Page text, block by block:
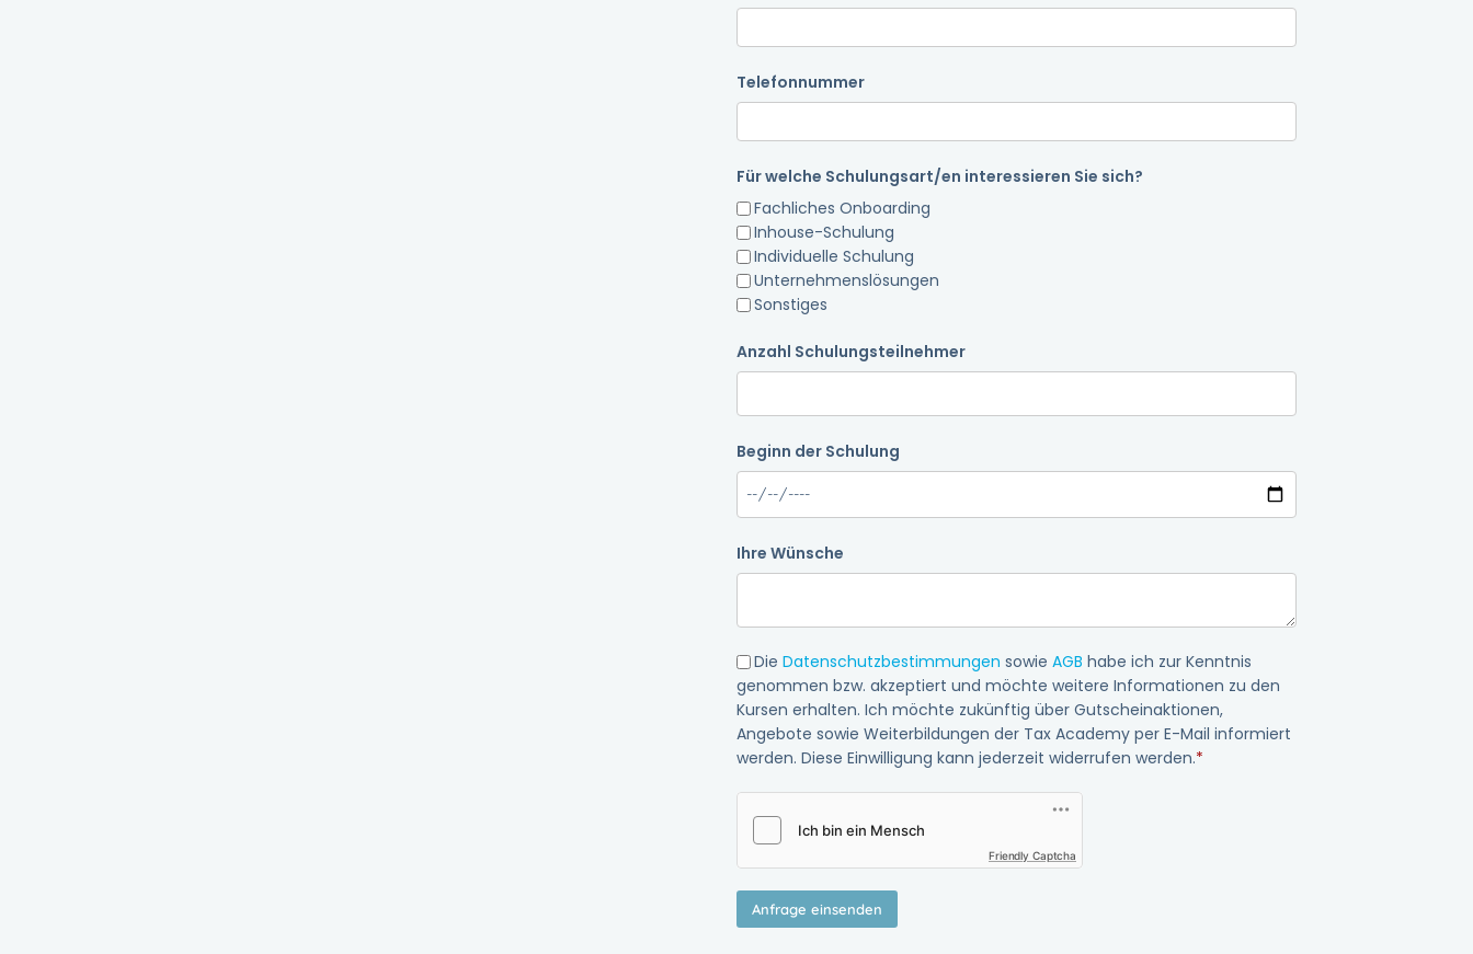
Telefonnummer
Für welche Schulungsart/en interessieren Sie sich?
Fachliches Onboarding
Inhouse-Schulung
Individuelle Schulung
Unternehmenslösungen
Sonstiges
Anzahl Schulungsteilnehmer
Beginn der Schulung
Ihre Wünsche
Die Datenschutzbestimmungen sowie AGB habe ich zur Kenntnis
genommen bzw. akzeptiert und möchte weitere Informationen zu den
Kursen erhalten. Ich möchte zukünftig über Gutscheinaktionen,
Angebote sowie Weiterbildungen der Tax Academy per E-Mail informiert
werden. Diese Einwilligung kann jederzeit widerrufen werden.*
Friendly Captcha
Anfrage einsenden